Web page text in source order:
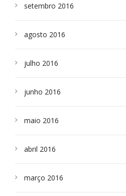
setembro 2016
agosto 2016
julho 2016
junho 2016
maio 2016
abril 2016
março 2016